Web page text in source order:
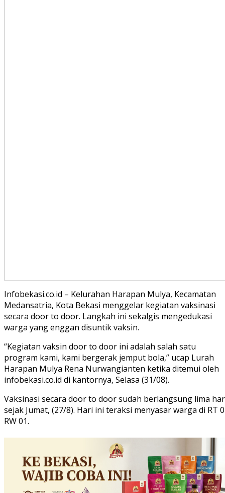
Infobekasi.co.id – Kelurahan Harapan Mulya, Kecamatan
Medansatria, Kota Bekasi menggelar kegiatan vaksinasi
secara door to door. Langkah ini sekalgis mengedukasi
warga yang enggan disuntik vaksin.
“Kegiatan vaksin door to door ini adalah salah satu
program kami, kami bergerak jemput bola,” ucap Lurah
Harapan Mulya Rena Nurwangianten ketika ditemui oleh
infobekasi.co.id di kantornya, Selasa (31/08).
Vaksinasi secara door to door sudah berlangsung lima
sejak Jumat, (27/8). Hari ini teraksi menyasar warga di RT
RW 01.